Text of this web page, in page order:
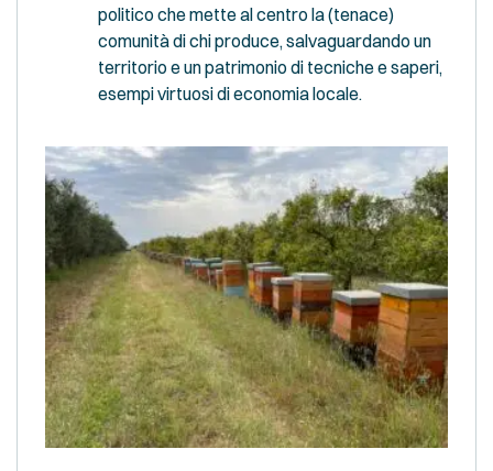
politico che mette al centro la (tenace)
comunità di chi produce, salvaguardando un
territorio e un patrimonio di tecniche e saperi,
esempi virtuosi di economia locale.